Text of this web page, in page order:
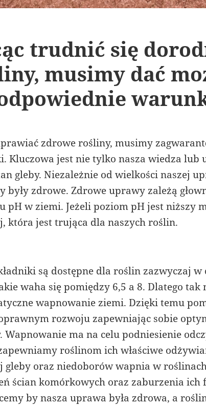
trudnić się
musimy dać
zdrowe rośliny, musimy
Kluczowa jest nie tylko nasza wiedza lub
gleby. Niezależnie od wielkości naszej
były zdrowe. Zdrowe uprawy zależą
pH w ziemi. Jeżeli poziom pH jest niższy
która jest trująca dla naszych roślin.
są dostępne dla roślin zazwyczaj
waha się pomiędzy 6,5 a 8. Dlatego tak
wapnowanie ziemi. Dzięki temu
rozwoju zapewniając sobie
Wapnowanie ma na celu podniesienie
roślinom ich właściwe
gleby oraz niedoborów wapnia w
ścian komórkowych oraz zaburzenia ich
by nasza uprawa była zdrowa, a